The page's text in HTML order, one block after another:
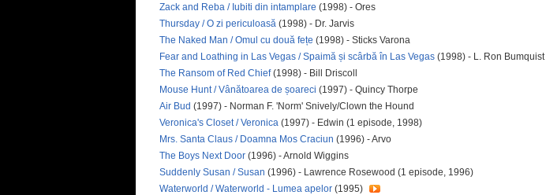
Zack and Reba / Iubiti din intamplare (1998) - Ores
Thursday / O zi periculoasă (1998) - Dr. Jarvis
The Naked Man / Omul cu două fețe (1998) - Sticks Varona
Fear and Loathing in Las Vegas / Spaimă și scârbă în Las Vegas (1998) - L. Ron Bumquist
The Ransom of Red Chief(1998) - Bill Driscoll
Mouse Hunt / Vânătoarea de șoareci (1997) - Quincy Thorpe
Air Bud (1997) - Norman F. 'Norm' Snively/Clown the Hound
Veronica's Closet / Veronica (1997) - Edwin (1 episode, 1998)
Mrs. Santa Claus / Doamna Mos Craciun (1996) - Arvo
The Boys Next Door (1996) - Arnold Wiggins
Suddenly Susan / Susan (1996) - Lawrence Rosewood (1 episode, 1996)
Waterworld / Waterworld - Lumea apelor (1995)